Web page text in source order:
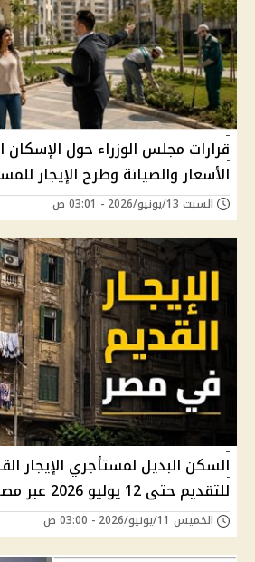
قرارات مجلس الوزراء حول الإسكان
الأسعار والصيانة وطرح الإيجار
السبت 13/يونيو/2026 - 03:01 ص
السكن البديل لمستأجري الإيجار
للتقديم حتى 12 يوليو 2026 عبر مصر الرقمية
الخميس 11/يونيو/2026 - 03:00 ص